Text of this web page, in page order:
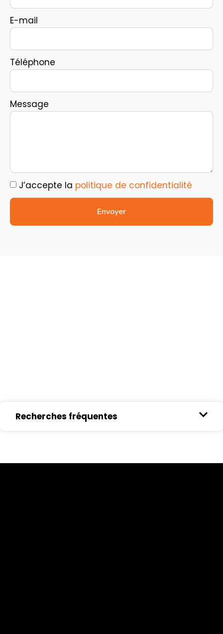
E-mail
Téléphone
Message
J’accepte la politique de confidentialité
Envoyer
Recherches fréquentes